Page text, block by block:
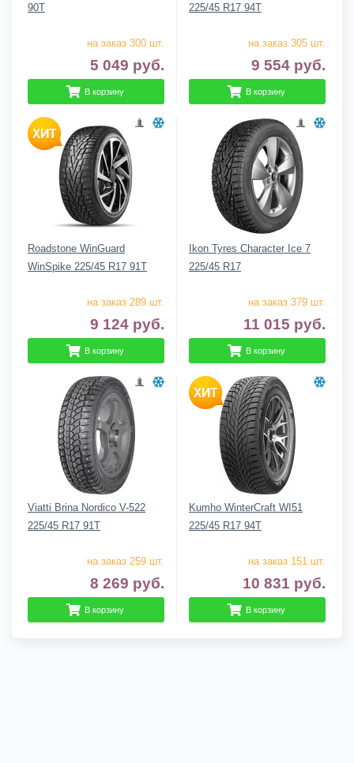
90T
на заказ 300 шт.
5 049 руб.
В корзину
225/45 R17 94T
на заказ 305 шт.
9 554 руб.
В корзину
Roadstone WinGuard
WinSpike 225/45 R17 91T
на заказ 289 шт.
9 124 руб.
В корзину
Ikon Tyres Character Ice 7
225/45 R17
на заказ 379 шт.
11 015 руб.
В корзину
Viatti Brina Nordico V-522
225/45 R17 91T
на заказ 259 шт.
8 269 руб.
В корзину
Kumho WinterCraft WI51
225/45 R17 94T
на заказ 151 шт.
10 831 руб.
В корзину